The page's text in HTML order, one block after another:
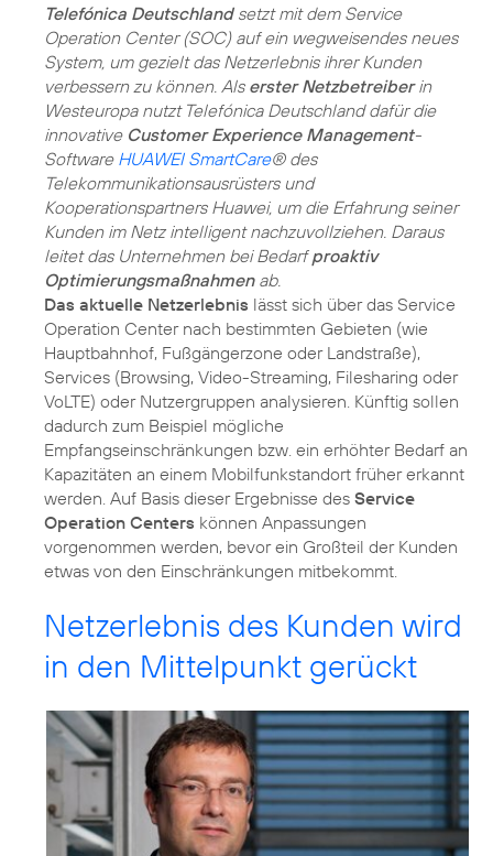
Telefónica Deutschlandsetzt mit dem Service
Operation Center (SOC) auf ein wegweisendes neues
System, um gezielt das Netzerlebnis ihrer Kunden
verbessern zu können. Als erster Netzbetreiberin
Westeuropa nutzt Telefónica Deutschland dafür die
innovative Customer Experience Management-
Software HUAWEI SmartCare® des
Telekommunikationsausrüsters und
Kooperationspartners Huawei, um die Erfahrung seiner
Kunden im Netz intelligent nachzuvollziehen. Daraus
leitet das Unternehmen bei Bedarfproaktiv
Optimierungsmaßnahmenab.
Das aktuelle Netzerlebnis lässt sich über das Service
Operation Center nach bestimmten Gebieten (wie
Hauptbahnhof, Fußgängerzone oder Landstraße),
Services (Browsing, Video-Streaming, Filesharing oder
VoLTE) oder Nutzergruppen analysieren. Künftig sollen
dadurch zum Beispiel mögliche
Empfangseinschränkungen bzw. ein erhöhter Bedarf an
Kapazitäten an einem Mobilfunkstandort früher erkannt
werden. Auf Basis dieser Ergebnisse des Service
Operation Centers können Anpassungen
vorgenommen werden, bevor ein Großteil der Kunden
etwas von den Einschränkungen mitbekommt.
Netzerlebnis des Kunden wird
in den Mittelpunkt gerückt